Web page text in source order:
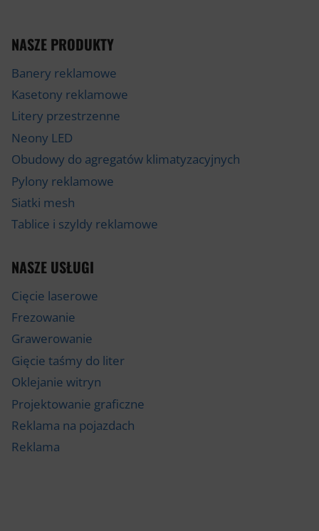
NASZE PRODUKTY
Banery reklamowe
Kasetony reklamowe
Litery przestrzenne
Neony LED
Obudowy do agregatów klimatyzacyjnych
Pylony reklamowe
Siatki mesh
Tablice i szyldy reklamowe
NASZE USŁUGI
Cięcie laserowe
Frezowanie
Grawerowanie
Gięcie taśmy do liter
Oklejanie witryn
Projektowanie graficzne
Reklama na pojazdach
Reklama